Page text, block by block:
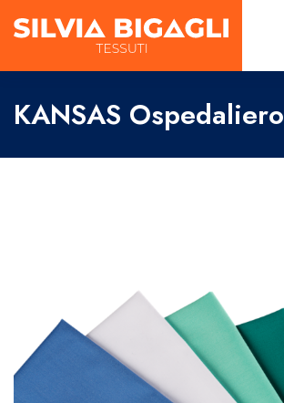
KANSAS Ospedaliero